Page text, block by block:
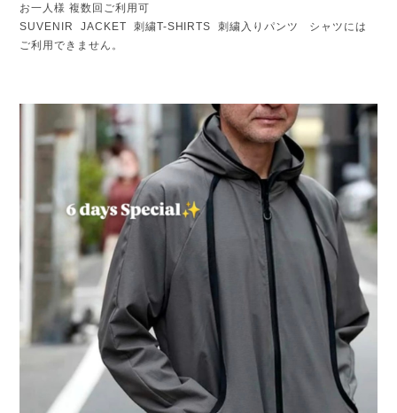
お一人様 複数回ご利用可
SUVENIR JACKET 刺繍T-SHIRTS 刺繍入りパンツ シャツには
ご利用できません。